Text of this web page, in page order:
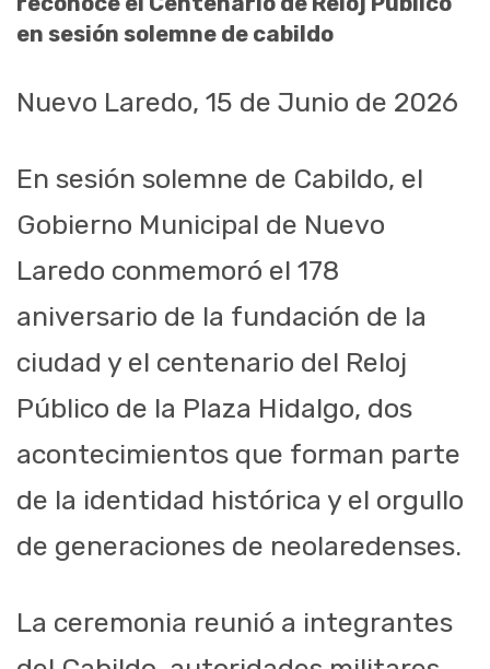
en sesión solemne de cabildo
Nuevo Laredo, 15 de Junio de 2026
En sesión solemne de Cabildo, el
Gobierno Municipal de Nuevo
Laredo conmemoró el 178
aniversario de la fundación de la
ciudad y el centenario del Reloj
Público de la Plaza Hidalgo, dos
acontecimientos que forman parte
de la identidad histórica y el orgullo
de generaciones de neolaredenses.
La ceremonia reunió a integrantes